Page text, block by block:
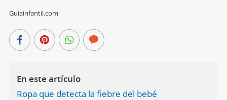
Guiainfantil.com
En este artículo
Ropa que detecta la fiebre del bebé